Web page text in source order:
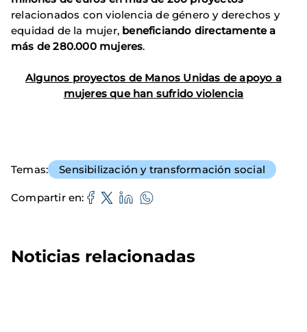
relacionados con violencia de género y derechos y
equidad de la mujer, beneficiando directamente a
más de 280.000 mujeres.
Algunos proyectos de Manos Unidas de apoyo a
mujeres que han sufrido violencia
Temas Sensibilización y transformación social
Compartir en
Noticias relacionadas